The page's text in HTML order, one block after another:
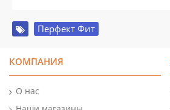
Перфект Фит
КОМПАНИЯ
О нас